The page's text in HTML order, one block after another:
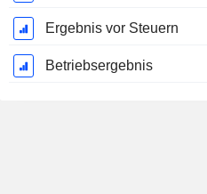
Ergebnis vor Steuern
Betriebsergebnis